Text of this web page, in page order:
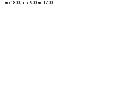
до 18:00, пт. с 9:00 до 17:00